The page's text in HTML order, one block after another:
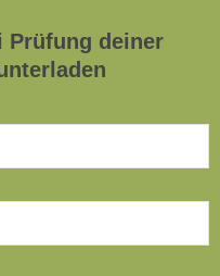
Prüfung deiner